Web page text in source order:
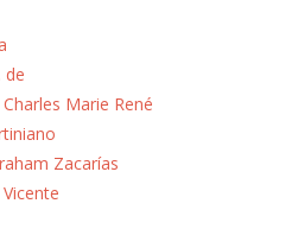
de
Marie René
Zacarías